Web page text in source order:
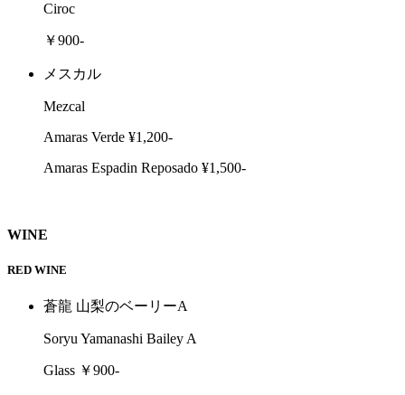
Ciroc
￥900-
メスカル
Mezcal
Amaras Verde ¥1,200-
Amaras Espadin Reposado ¥1,500-
WINE
RED WINE
蒼龍 山梨のベーリーA
Soryu Yamanashi Bailey A
Glass ￥900-